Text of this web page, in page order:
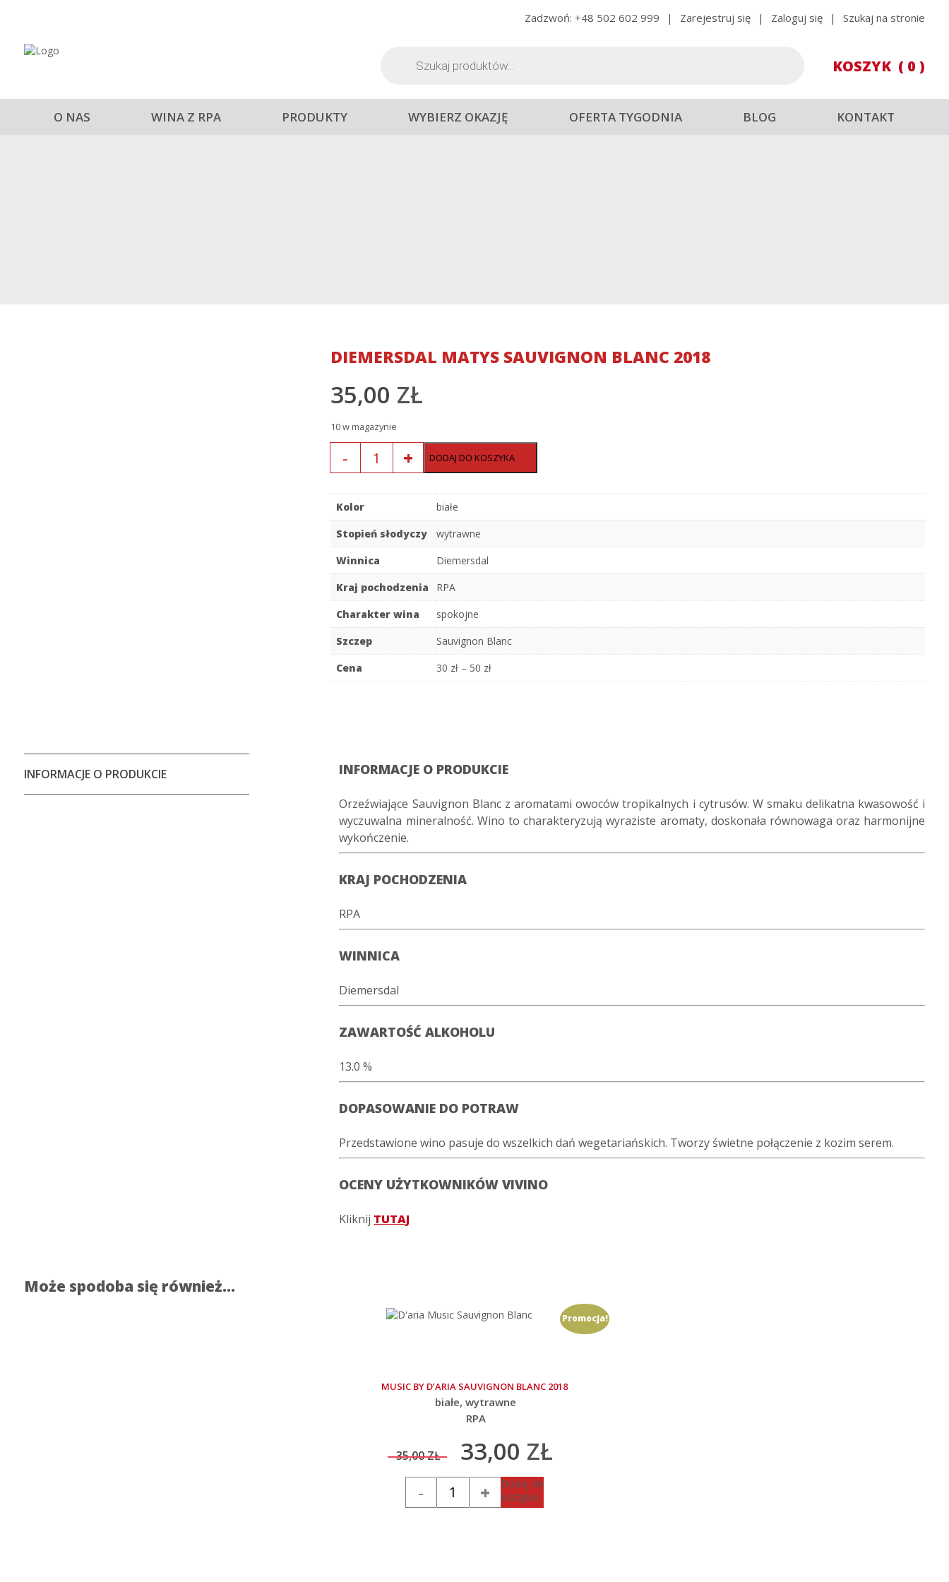
Zadzwoń: +48 502 602 999 | Zarejestruj się | Zaloguj się | Szukaj na stronie
produktów KOSZYK ( 0 )
O NAS WINA Z RPA PRODUKTY WYBIERZ OKAZJĘ OFERTA TYGODNIA BLOG KONTAKT
DIEMERSDAL MATYS SAUVIGNON BLANC 2018
35,00 ZŁ
10 w magazynie
DODAJ DO KOSZYKA
Kolor
białe
Stopień słodyczy
wytrawne
Winnica
Diemersdal
Kraj pochodzenia
RPA
Charakter wina
spokojne
Szczep
Sauvignon Blanc
Cena
30 zł – 50 zł
INFORMACJE O PRODUKCIE INFORMACJE O PRODUKCIE
Orzeźwiające Sauvignon Blanc z aromatami owoców tropikalnych i cytrusów. W smaku delikatna kwasowość i
wyczuwalna mineralność. Wino to charakteryzują wyraziste aromaty, doskonała równowaga oraz harmonijne
wykończenie.
KRAJ POCHODZENIA
RPA
WINNICA
Diemersdal
ZAWARTOŚĆ ALKOHOLU
13.0 %
DOPASOWANIE DO POTRAW
Przedstawione wino pasuje do wszelkich dań wegetariańskich. Tworzy świetne połączenie z kozim serem.
OCENY UŻYTKOWNIKÓW VIVINO
Kliknij TUTAJ
Może spodoba się również…
Promocja!
MUSIC BY D’ARIA SAUVIGNON BLANC 2018
białe wytrawne
RPA
35,00ZŁ
Original
33,00 ZŁ
Current
Dodaj do
koszyka